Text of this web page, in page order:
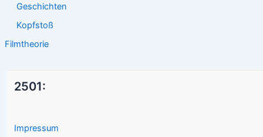
Geschichten
Kopfstoß
Filmtheorie
2501:
Impressum